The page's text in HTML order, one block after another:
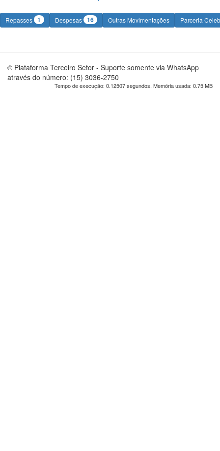
Repasses 1 Despesas 16 Outras Movimentações Parceria
© Plataforma Terceiro Setor - Suporte somente via WhatsApp
através do número: (15) 3036-2750
Tempo de execução: 0.12507 segundos. Memória usada: 0.75 MB